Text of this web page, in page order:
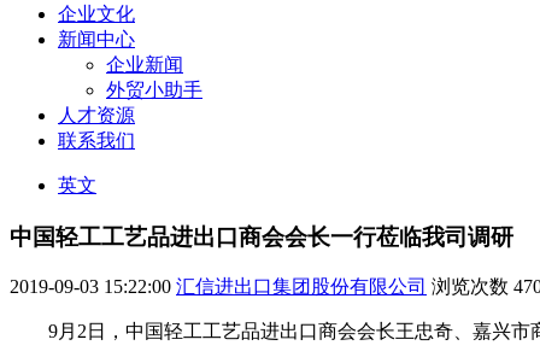
企业文化
新闻中心
企业新闻
外贸小助手
人才资源
联系我们
英文
中国轻工工艺品进出口商会会长一行莅临我司调研
2019-09-03 15:22:00 汇信进出口集团股份有限公司 浏览次数
9月2日，中国轻工工艺品进出口商会会长王忠奇、嘉兴